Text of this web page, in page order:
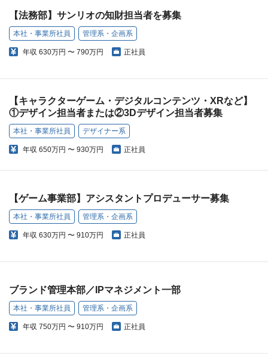
【法務部】サンリオの知財担当者を募集
本社・事業所社員 管理系・企画系
年収 630万円 〜 790万円 正社員
【キャラクターゲーム・デジタルコンテンツ・XRなど】
①デザイン担当者または②3Dデザイン担当者募集
本社・事業所社員 デザイナー系
年収 650万円 〜 930万円 正社員
【ゲーム事業部】アシスタントプロデューサー募集
本社・事業所社員 管理系・企画系
年収 630万円 〜 910万円 正社員
ブランド管理本部／IPマネジメント一部
本社・事業所社員 管理系・企画系
年収 750万円 〜 910万円 正社員